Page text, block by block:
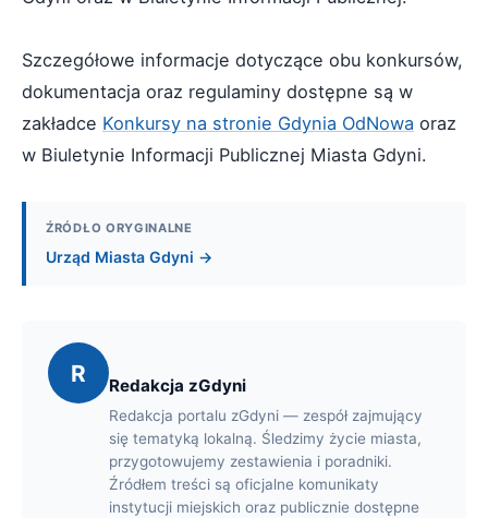
Szczegółowe informacje dotyczące obu konkursów,
dokumentacja oraz regulaminy dostępne są w
zakładce Konkursy na stronie Gdynia OdNowa oraz
w Biuletynie Informacji Publicznej Miasta Gdyni.
ŹRÓDŁO ORYGINALNE
Urząd Miasta Gdyni →
R Redakcja zGdyni
Redakcja portalu zGdyni — zespół zajmujący
się tematyką lokalną. Śledzimy życie miasta,
przygotowujemy zestawienia i poradniki.
Źródłem treści są oficjalne komunikaty
instytucji miejskich oraz publicznie dostępne